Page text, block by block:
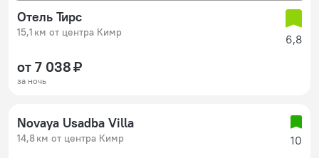
Отель Тирс
15,1 км от центра Кимр
6,8
от 7 038 ₽
за ночь
Novaya Usadba Villa
14,8 км от центра Кимр 10